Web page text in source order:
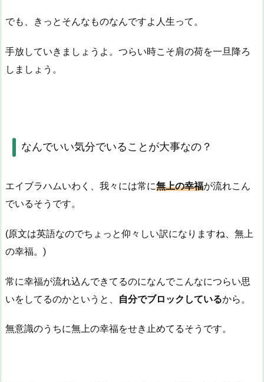
でも、きっとそんなものなんですよ人生って。
手放していきましょうよ。つらい時こそ肩の荷を一旦降ろ
しましょう。
なんでいい気分でいることが大事なの？
エイブラハムいわく、我々には常に無上の幸福が流れこん
でいるそうです。
(原文は英語なのでちょっと仰々しい訳になりますね、無上
の幸福。)
常に幸福が流れ込んできてるのになんでこんなにつらい思
いをしてるのかというと、
自分でブロックしているから。
無意識のうちに無上の幸福をせき止めてるそうです。